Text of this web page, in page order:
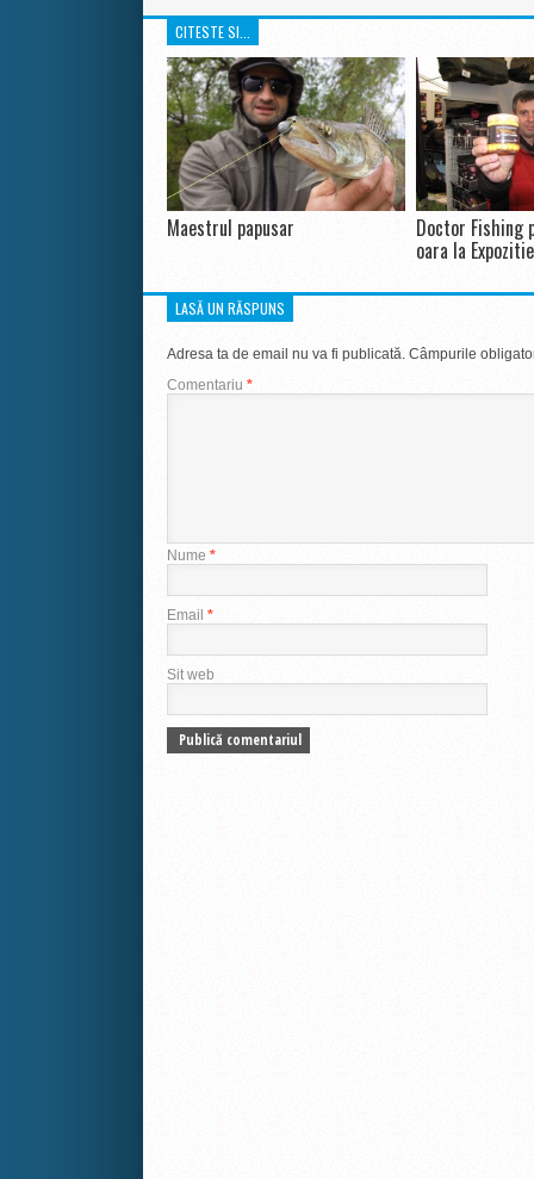
CITESTE SI...
Maestrul papusar Doctor Fishing
oara la
LASĂ UN RĂSPUNS
Adresa ta de email nu va fi publicată. Câmpurile
Comentariu *
Nume *
Email *
Sit web